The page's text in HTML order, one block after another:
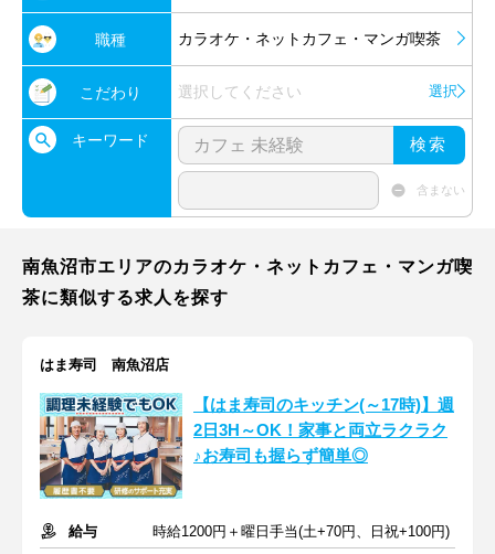
職種 カラオケ・ネットカフェ・マンガ喫茶
こだわり 選択してください 選択
キーワード 検索
含まない
南魚沼市エリアのカラオケ・ネットカフェ・マンガ喫
茶に類似する求人を探す
はま寿司 南魚沼店
【はま寿司のキッチン(～17時)】週
2日3H～OK！家事と両立ラクラク
♪お寿司も握らず簡単◎
給与
時給1200円＋曜日手当(土+70円、日祝+100円)